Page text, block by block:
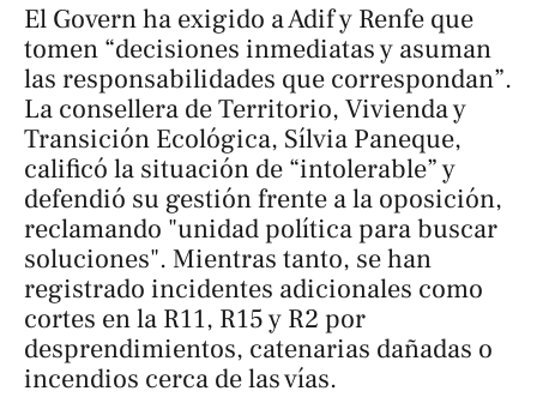
El Govern ha exigido a Adif y Renfe que
tomen “decisiones inmediatas y asuman
las responsabilidades que correspondan”.
La consellera de Territorio, Vivienda y
Transición Ecológica, Sílvia Paneque,
calificó la situación de “intolerable” y
defendió su gestión frente a la oposición,
reclamando "unidad política para buscar
soluciones". Mientras tanto, se han
registrado incidentes adicionales como
cortes en la R11, R15 y R2 por
desprendimientos, catenarias dañadas o
incendios cerca de las vías.